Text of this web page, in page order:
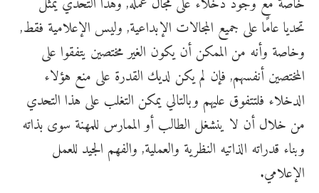
تحديا عامًا على جميع المجالات الإبداعية, وليس الإعلامية فقط,
وخاصة وأنه من الممكن أن يكون الغير مختصين يتفقوا على
المختصين أنفسهم, فإن لم يكن لديك القدرة على منع هؤلاء
الدخلاء فلتتفوق عليهم وبالتالي يمكن التغلب على هذا التحدي
من خلال أن لا ينشغل الطالب أو الممارس للمهنة سوى بذاته
وبناء قدراته الذاتيه النظرية والعملية, والفهم الجيد للعمل
الإعلامي.